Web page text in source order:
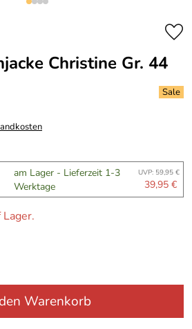
Christine Gr. 44
am Lager - Lieferzeit 1-3
Werktage
UVP: 59,95 €
39,95 €
Warenkorb